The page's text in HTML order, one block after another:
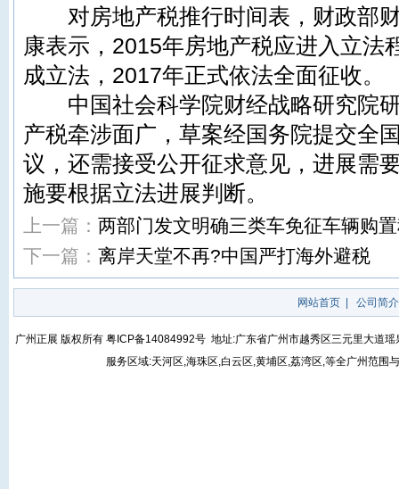
对房地产税推行时间表，财政部财
康表示，2015年房地产税应进入立法
成立法，2017年正式依法全面征收。
中国社会科学院财经战略研究院研
产税牵涉面广，草案经国务院提交全
议，还需接受公开征求意见，进展需
施要根据立法进展判断。
上一篇： 两部门发文明确三类车免征车辆购
下一篇： 离岸天堂不再?中国严打海外避税
网站首页 公司简介
广州正展 版权所有 粤ICP备14084992号 地址:广东省广州市越秀区三元里大道
服务区域:天河区,海珠区,白云区,黄埔区,荔湾区,等全广州范围与